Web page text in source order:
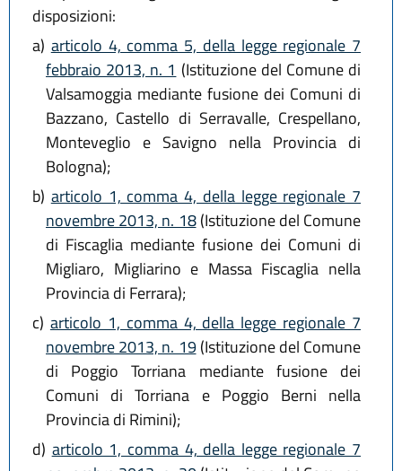
disposizioni:
a) articolo 4, comma 5, della legge regionale 7
febbraio 2013, n. 1 (Istituzione del Comune di
Valsamoggia mediante fusione dei Comuni di
Bazzano, Castello di Serravalle, Crespellano,
Monteveglio e Savigno nella Provincia di
Bologna);
b) articolo 1, comma 4, della legge regionale 7
novembre 2013, n. 18(Istituzione del Comune
di Fiscaglia mediante fusione dei Comuni di
Migliaro, Migliarino e Massa Fiscaglia nella
Provincia di Ferrara);
c) articolo 1, comma 4, della legge regionale 7
novembre 2013, n. 19(Istituzione del Comune
di Poggio Torriana mediante fusione dei
Comuni di Torriana e Poggio Berni nella
Provincia di Rimini);
d) articolo 1, comma 4, della legge regionale 7